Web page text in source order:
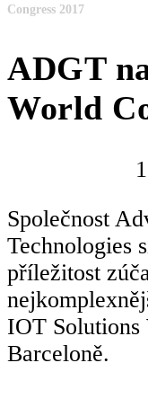
Congress 2017
ADGT
World
Společnost
Technologies
příležitost
IOT Solutions
Barceloně.